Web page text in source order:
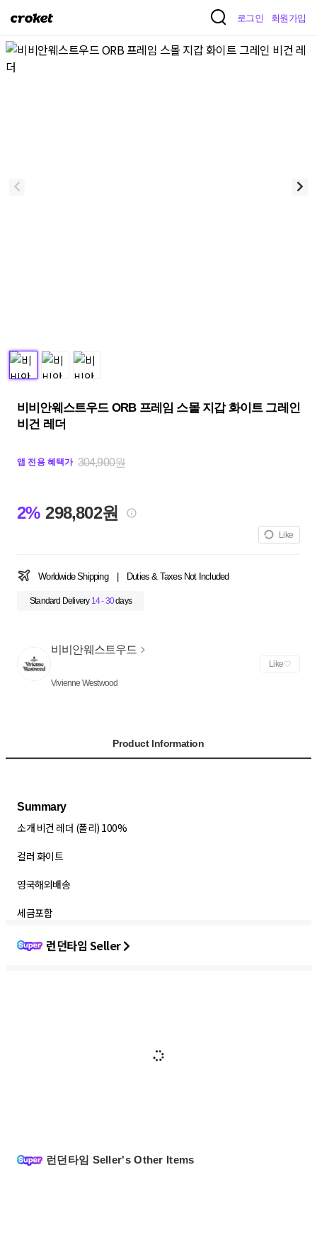
크
켓
로그인 회원가입
비비안웨스트우드 ORB 프레임 스몰 지갑 화이트 그레인
비건 레더
앱 전용 혜택가 304,900원
2% 298,802원
Like
Worldwide Shipping Duties & Taxes Not Included
Standard Delivery 14 - 30days
비비안웨스트우드
Vivienne Westwood
Like
Product Information
Summary
소개 비건 레더 (폴리) 100%
컬러 화이트
영국해외배송
세금포함
런던타임 Seller
런던타임 Seller's Other Items